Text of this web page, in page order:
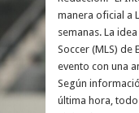
presentación
el
de
manera oficial a
semanas. La
Soccer (MLS) de
evento con una
Según
última hora,